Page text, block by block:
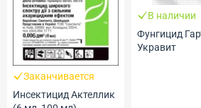
Заканчивается
Инсектицид Актеллик
В наличии
Фунгицид
Укравит